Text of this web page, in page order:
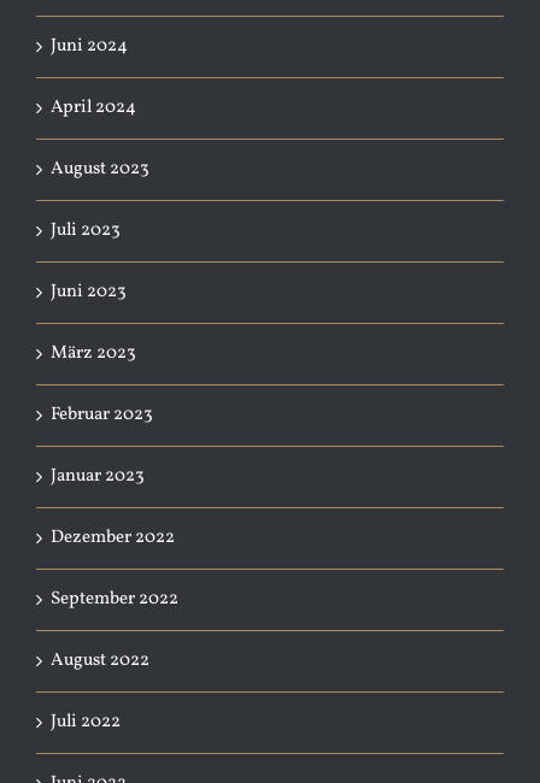
Juni 2024
April 2024
August 2023
Juli 2023
Juni 2023
März 2023
Februar 2023
Januar 2023
Dezember 2022
September 2022
August 2022
Juli 2022